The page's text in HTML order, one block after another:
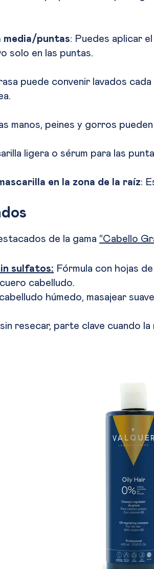
media/puntas: Puedes aplicar
solo en las puntas.
puede convenir lavados
manos, peines y gorros
ligera o sérum para las
en la zona de la raíz:
de la gama “Cabello
sulfatos: Fórmula con hojas
cabelludo.
húmedo, masajear
resecar, parte clave cuando